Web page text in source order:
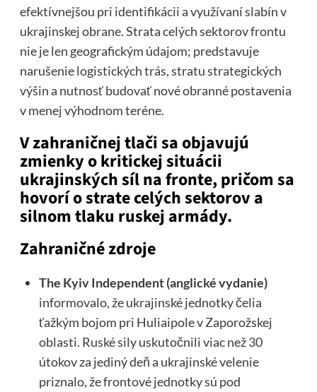
efektívnejšou pri identifikácii a využívaní slabín v
ukrajinskej obrane. Strata celých sektorov frontu
nie je len geografickým údajom; predstavuje
narušenie logistických trás, stratu strategických
výšin a nutnosť budovať nové obranné postavenia
v menej výhodnom teréne.
V zahraničnej tlači sa objavujú
zmienky o kritickej situácii
ukrajinských síl na fronte, pričom sa
hovorí o strate celých sektorov a
silnom tlaku ruskej armády.
Zahraničné zdroje
The Kyiv Independent (anglické vydanie)
informovalo, že ukrajinské jednotky čelia
ťažkým bojom pri Huliaipole v Zaporožskej
oblasti. Ruské sily uskutočnili viac než 30
útokov za jediný deň a ukrajinské velenie
priznalo, že frontové jednotky sú pod